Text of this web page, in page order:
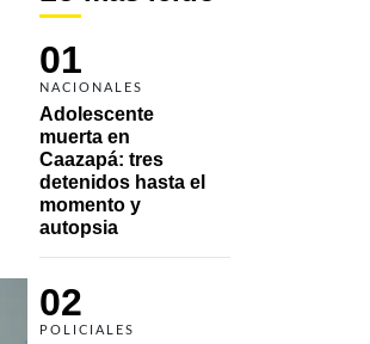
01
NACIONALES
Adolescente
muerta en
Caazapá: tres
detenidos hasta el
momento y
autopsia
02
POLICIALES